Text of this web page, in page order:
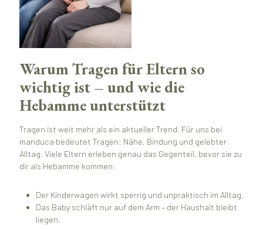
Warum Tragen für Eltern so
wichtig ist – und wie die
Hebamme unterstützt
Tragen ist weit mehr als ein aktueller Trend. Für uns bei
manduca bedeutet Tragen: Nähe, Bindung und gelebter
Alltag. Viele Eltern erleben genau das Gegenteil, bevor sie zu
dir als Hebamme kommen:
Der Kinderwagen wirkt sperrig und unpraktisch im Alltag.
Das Baby schläft nur auf dem Arm – der Haushalt bleibt
liegen.